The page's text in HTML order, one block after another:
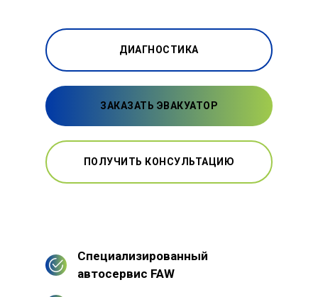
ДИАГНОСТИКА
ЗАКАЗАТЬ ЭВАКУАТОР
ПОЛУЧИТЬ КОНСУЛЬТАЦИЮ
Специализированный
автосервис FAW